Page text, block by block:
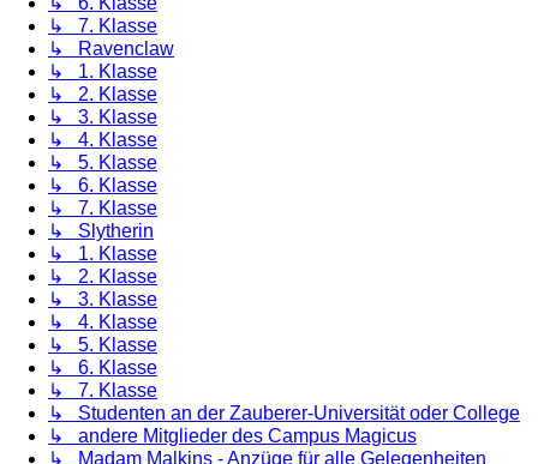
↳ 7. Klasse
↳ Ravenclaw
↳ 1. Klasse
↳ 2. Klasse
↳ 3. Klasse
↳ 4. Klasse
↳ 5. Klasse
↳ 6. Klasse
↳ 7. Klasse
↳ Slytherin
↳ 1. Klasse
↳ 2. Klasse
↳ 3. Klasse
↳ 4. Klasse
↳ 5. Klasse
↳ 6. Klasse
↳ 7. Klasse
↳ Studenten an der Zauberer-Universität oder College
↳ andere Mitglieder des Campus Magicus
↳ Madam Malkins - Anzüge für alle Gelegenheiten